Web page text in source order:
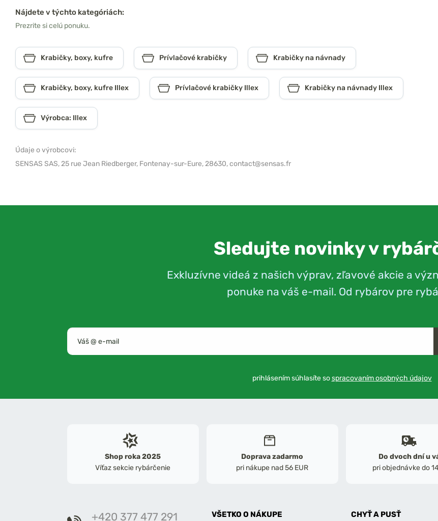
Nájdete v týchto kategóriách:
Prezrite si celú ponuku.
Krabičky, boxy, kufre Prívlačové krabičky Krabičky na návnady
Krabičky, boxy, kufre Illex Prívlačové krabičky Illex Krabičky na návnady Illex
Výrobca: Illex
Údaje o výrobcovi:
SENSAS SAS,25 rue Jean Riedberger, Fontenay-sur-Eure, 28630,contact@sensas.fr
Sledujte novinky v
Exkluzívne videá z našich výprav, zľavové akcie a
ponuke na váš e-mail. Od rybárov pre
prihlásením súhlasíte sospracovaním osobných údajov
Shop roka 2025
Víťaz sekcie rybárčenie
Doprava zadarmo
pri nákupe nad 56 EUR
Do dvoch dní u
pri objednávke do
+420 377 477 291 VŠETKO O NÁKUPE CHYŤ A PUSŤ